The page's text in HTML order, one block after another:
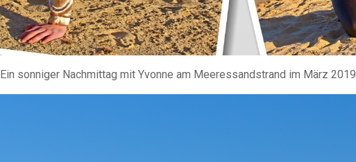
Ein sonniger Nachmittag mit Yvonne am Meeressandstrand im März 2019